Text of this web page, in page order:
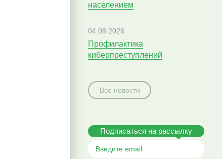
населением
04.08.2026
Профилактика
киберпреступлений
Все новости
Подписаться на рассылку